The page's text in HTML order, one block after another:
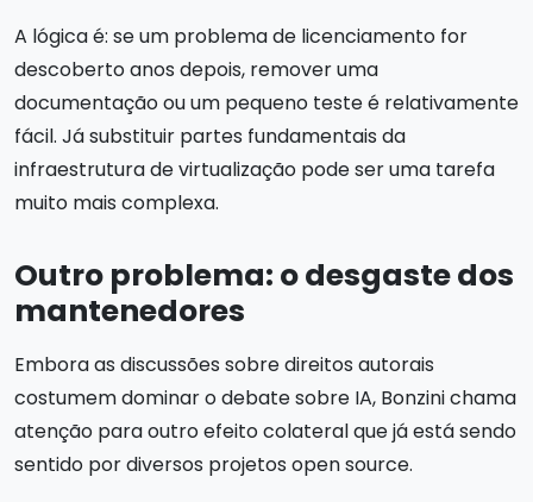
A lógica é: se um problema de licenciamento for
descoberto anos depois, remover uma
documentação ou um pequeno teste é relativamente
fácil. Já substituir partes fundamentais da
infraestrutura de virtualização pode ser uma tarefa
muito mais complexa.
Outro problema: o desgaste dos
mantenedores
Embora as discussões sobre direitos autorais
costumem dominar o debate sobre IA, Bonzini chama
atenção para outro efeito colateral que já está sendo
sentido por diversos projetos open source.